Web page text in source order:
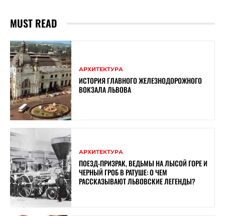
MUST READ
АРХИТЕКТУРА
ИСТОРИЯ ГЛАВНОГО ЖЕЛЕЗНОДОРОЖНОГО
ВОКЗАЛА ЛЬВОВА
АРХИТЕКТУРА
ПОЕЗД-ПРИЗРАК, ВЕДЬМЫ НА ЛЫСОЙ ГОРЕ И
ЧЕРНЫЙ ГРОБ В РАТУШЕ: О ЧЕМ
РАССКАЗЫВАЮТ ЛЬВОВСКИЕ ЛЕГЕНДЫ?